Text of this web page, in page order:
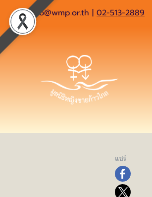
info@wmp.or.th | 02-513-2889
แชร์